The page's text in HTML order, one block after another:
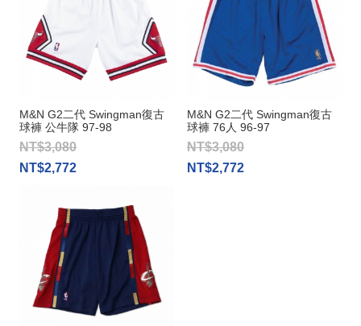
M&N G2二代 Swingman復古
球褲 公牛隊 97-98
NT$3,080
NT$2,772
M&N G2二代 Swingman復古
球褲 76人 96-97
NT$3,080
NT$2,772